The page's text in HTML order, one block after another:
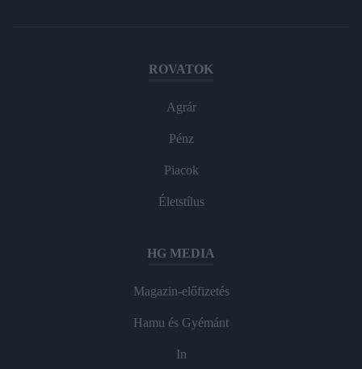
ROVATOK
Agrár
Pénz
Piacok
Életstílus
HG MEDIA
Magazin-előfizetés
Hamu és Gyémánt
In